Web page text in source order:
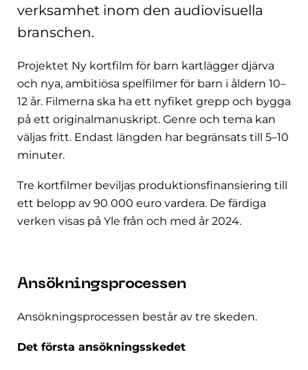
verksamhet inom den audiovisuella
branschen.
Projektet Ny kortfilm för barn kartlägger djärva
och nya, ambitiösa spelfilmer för barn i åldern 10–
12 år. Filmerna ska ha ett nyfiket grepp och bygga
på ett originalmanuskript. Genre och tema kan
väljas fritt. Endast längden har begränsats till 5–10
minuter.
Tre kortfilmer beviljas produktionsfinansiering till
ett belopp av 90 000 euro vardera. De färdiga
verken visas på Yle från och med år 2024.
Ansökningsprocessen
Ansökningsprocessen består av tre skeden.
Det första ansökningsskedet